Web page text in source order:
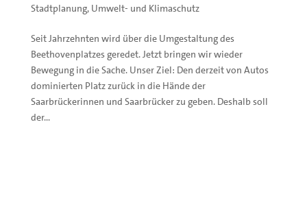
Stadtplanung, Umwelt- und Klimaschutz
Seit Jahrzehnten wird über die Umgestaltung des
Beethovenplatzes geredet. Jetzt bringen wir wieder
Bewegung in die Sache. Unser Ziel: Den derzeit von Autos
dominierten Platz zurück in die Hände der
Saarbrückerinnen und Saarbrücker zu geben. Deshalb soll
der...